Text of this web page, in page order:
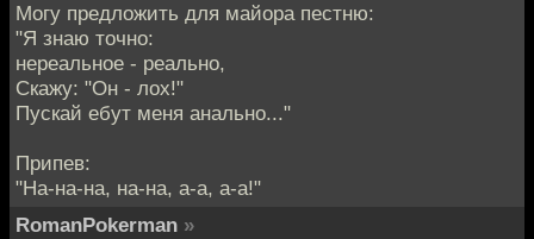
Могу предложить для майора пестню:
"Я знаю точно:
нереальное - реально,
Скажу: "Он - лох!"
Пускай ебут меня анально..."
Припев:
"На-на-на, на-на, а-а, а-а!"
RomanPokerman »